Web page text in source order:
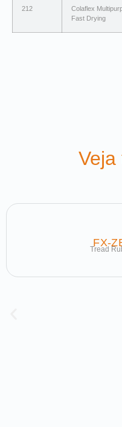
212
Colaflex
Fast Drying
Veja
FX-
Tread